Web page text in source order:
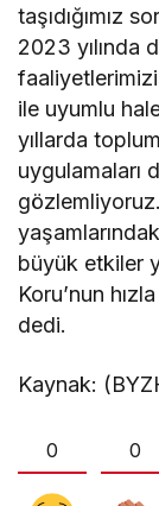
taşıdığımız
2023 yılında
faaliyetlerimizi
ile uyumlu
yıllarda
uygulamaları
büyük etkiler
Koru’nun
dedi.
Kaynak:
0 0